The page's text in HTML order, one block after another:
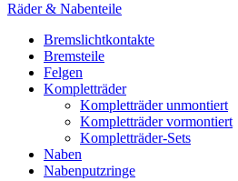
Räder & Nabenteile
Bremslichtkontakte
Bremsteile
Felgen
Kompletträder
Kompletträder unmontiert
Kompletträder vormontiert
Kompletträder-Sets
Naben
Nabenputzringe